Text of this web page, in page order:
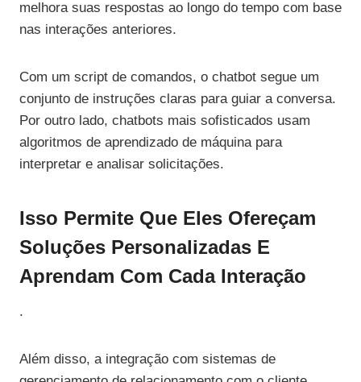
melhora suas respostas ao longo do tempo com base
nas interações anteriores.
Com um script de comandos, o chatbot segue um
conjunto de instruções claras para guiar a conversa.
Por outro lado, chatbots mais sofisticados usam
algoritmos de aprendizado de máquina para
interpretar e analisar solicitações.
Isso Permite Que Eles Ofereçam
Soluções Personalizadas E
Aprendam Com Cada Interação
.
Além disso, a integração com sistemas de